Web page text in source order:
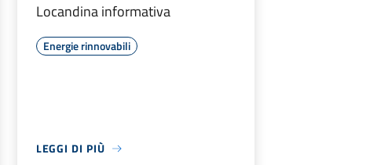
Locandina informativa
Energie rinnovabili
LEGGI DI PIÙ